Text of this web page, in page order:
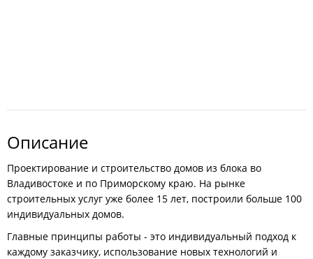
Описание
Проектирование и строительство домов из блока во
Владивостоке и по Приморскому краю. На рынке
строительных услуг уже более 15 лет, построили больше 100
индивидуальных домов.
Главные принципы работы - это индивидуальный подход к
каждому заказчику, использование новых технологий и